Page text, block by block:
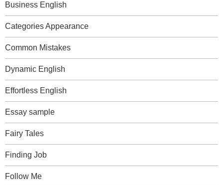
Business English
Categories Appearance
Common Mistakes
Dynamic English
Effortless English
Essay sample
Fairy Tales
Finding Job
Follow Me